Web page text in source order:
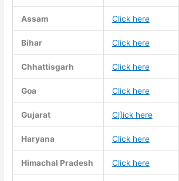
Assam Click here
Bihar Click here
Chhattisgarh Click here
Goa Click here
Gujarat Cl]ick here
Haryana Click here
Himachal Pradesh Click here